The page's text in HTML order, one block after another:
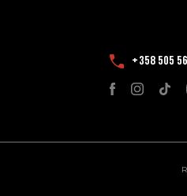
+358 505